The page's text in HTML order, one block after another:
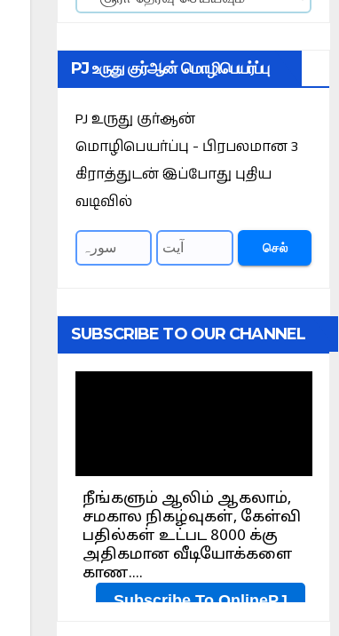
PJ உருது குர்ஆன் மொழிபெயர்ப்பு
PJ உருது குர்ஆன்
மொழிபெயர்ப்பு - பிரபலமான 3
கிராத்துடன் இப்போது புதிய
வடிவில்
செல்
SUBSCRIBE TO OUR CHANNEL